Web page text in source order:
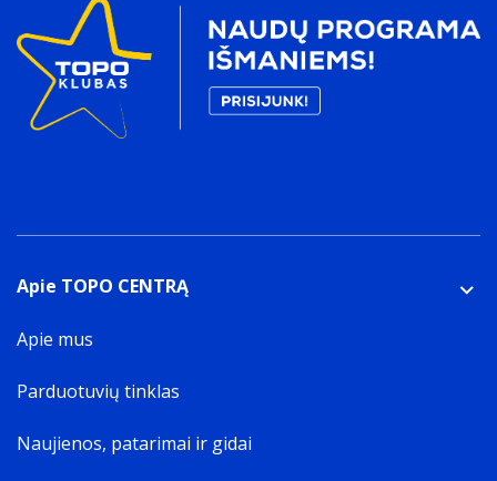
Apie TOPO CENTRĄ
Apie mus
Parduotuvių tinklas
Naujienos, patarimai ir gidai